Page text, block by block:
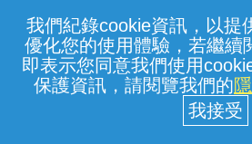
我們紀錄cookie資訊，以提
優化您的使用體驗，若繼續
即表示您同意我們使用
保護資訊，請閱覽我們的
常見問題 線上客服 服務
中華電信股份有限公司個
(統一編號：